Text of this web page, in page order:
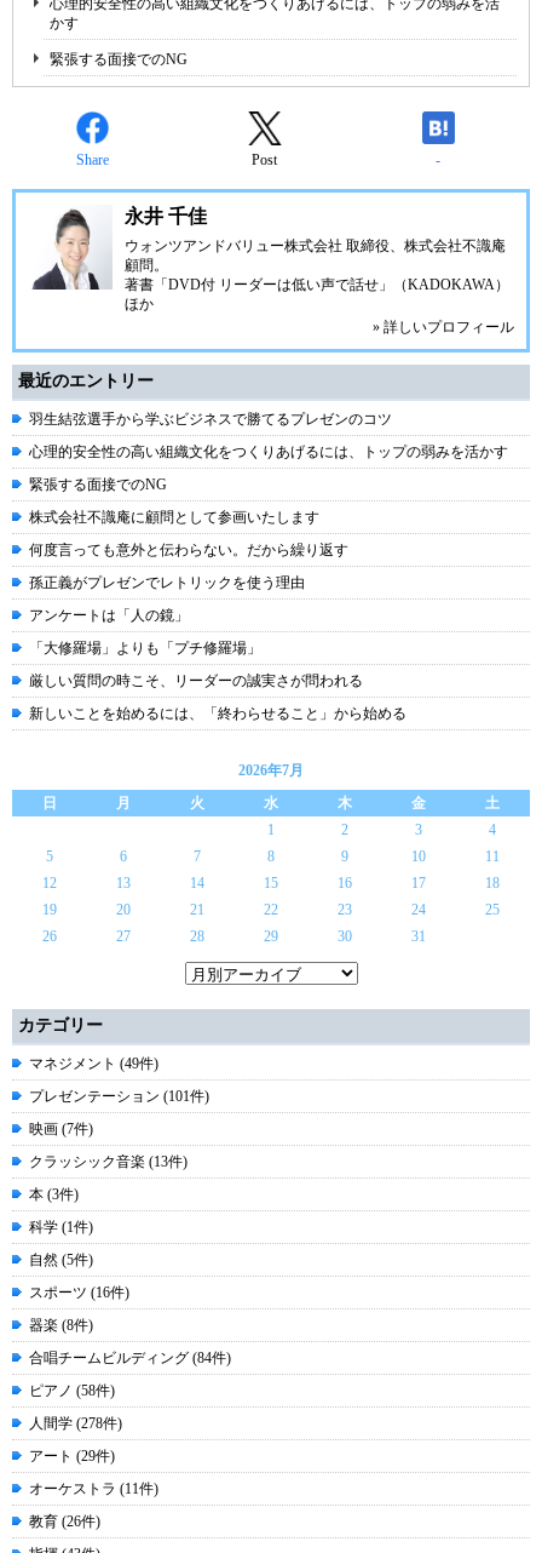
心理的安全性の高い組織文化をつくりあげるには、トップの弱みを活
かす
緊張する面接でのNG
Share Post -
永井 千佳
ウォンツアンドバリュー株式会社 取締役、株式会社不識庵
顧問。
著書「DVD付 リーダーは低い声で話せ」（KADOKAWA）
ほか
» 詳しいプロフィール
最近のエントリー
羽生結弦選手から学ぶビジネスで勝てるプレゼンのコツ
心理的安全性の高い組織文化をつくりあげるには、トップの弱みを活かす
緊張する面接でのNG
株式会社不識庵に顧問として参画いたします
何度言っても意外と伝わらない。だから繰り返す
孫正義がプレゼンでレトリックを使う理由
アンケートは「人の鏡」
「大修羅場」よりも「プチ修羅場」
厳しい質問の時こそ、リーダーの誠実さが問われる
新しいことを始めるには、「終わらせること」から始める
2026年7月
日
月 火 水 木 金
土
1
2 3
4
5
6 7 8 9 10
11
12
13 14 15 16 17
18
19
20 21 22 23 24
25
26
27 28 29 30 31
カテゴリー
マネジメント (49件)
プレゼンテーション (101件)
映画 (7件)
クラッシック音楽 (13件)
本 (3件)
科学 (1件)
自然 (5件)
スポーツ (16件)
器楽 (8件)
合唱チームビルディング (84件)
ピアノ (58件)
人間学 (278件)
アート (29件)
オーケストラ (11件)
教育 (26件)